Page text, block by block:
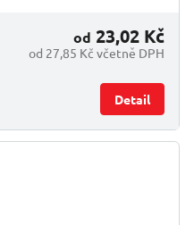
od 27,85 Kč včetně DPH
od 23,02 Kč
Detail